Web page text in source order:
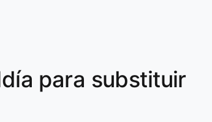
para substituir